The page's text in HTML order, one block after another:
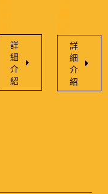
詳
細
介
紹
詳
細
介
紹